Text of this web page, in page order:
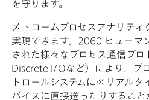
を守ります。
メトロームプロセスアナリテ
実現できます。2060 ヒューマ
された様々なプロセス通信プ
Discrete I/Oなど）により、プ
トロールシステムに≪リアル
バイスに直接送ったりするこ